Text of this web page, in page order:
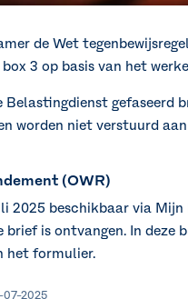
de Wet
3 op basis van het
gefaseerd
worden niet verstuurd
(OWR)
2025 beschikbaar via
is ontvangen. In
het formulier.
07-2025